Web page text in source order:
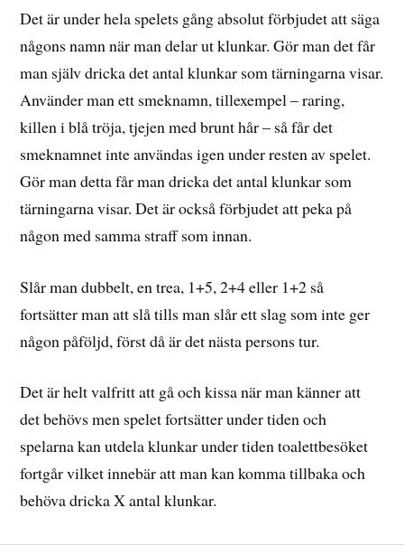
Det är under hela spelets gång absolut förbjudet att säga
någons namn när man delar ut klunkar. Gör man det får
man själv dricka det antal klunkar som tärningarna visar.
Använder man ett smeknamn, tillexempel – raring,
killen i blå tröja, tjejen med brunt hår – så får det
smeknamnet inte användas igen under resten av spelet.
Gör man detta får man dricka det antal klunkar som
tärningarna visar. Det är också förbjudet att peka på
någon med samma straff som innan.
Slår man dubbelt, en trea, 1+5, 2+4 eller 1+2 så
fortsätter man att slå tills man slår ett slag som inte ger
någon påföljd, först då är det nästa persons tur.
Det är helt valfritt att gå och kissa när man känner att
det behövs men spelet fortsätter under tiden och
spelarna kan utdela klunkar under tiden toalettbesöket
fortgår vilket innebär att man kan komma tillbaka och
behöva dricka X antal klunkar.